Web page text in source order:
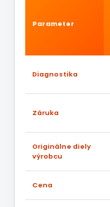
Parameter
Diagnostika
Záruka
Originálne diely
výrobcu
Cena